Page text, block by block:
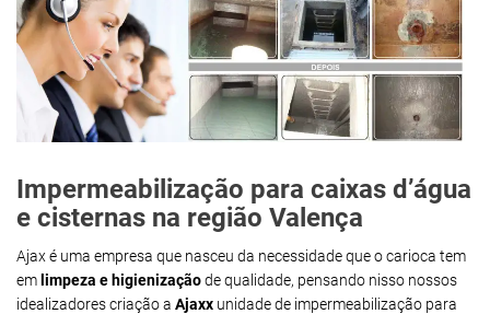
Impermeabilização para caixas d’água
e cisternas na região Valença
Ajax é uma empresa que nasceu da necessidade que o carioca tem
em limpeza e higienizaçãode qualidade, pensando nisso nossos
idealizadores criação a Ajaxx unidade de impermeabilização para